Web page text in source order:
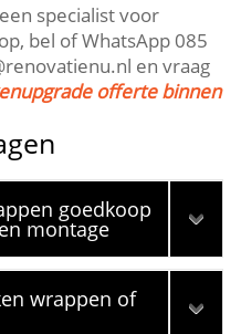
specialist voor
bel of WhatsApp 085
en vraag
offerte binnen
goedkoop
montage
wrappen of